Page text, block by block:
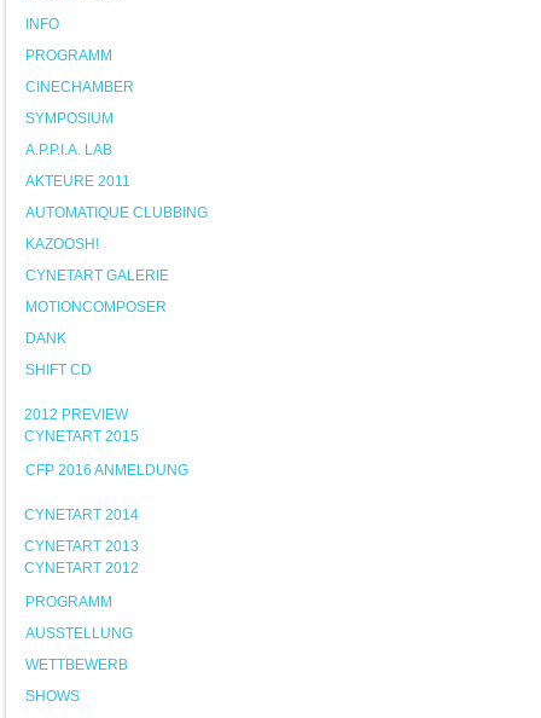
INFO
PROGRAMM
CINECHAMBER
SYMPOSIUM
A.P.P.I.A. LAB
AKTEURE 2011
AUTOMATIQUE CLUBBING
KAZOOSH!
CYNETART GALERIE
MOTIONCOMPOSER
DANK
SHIFT CD
2012 PREVIEW
CYNETART 2015
CFP 2016 ANMELDUNG
CYNETART 2014
CYNETART 2013
CYNETART 2012
PROGRAMM
AUSSTELLUNG
WETTBEWERB
SHOWS